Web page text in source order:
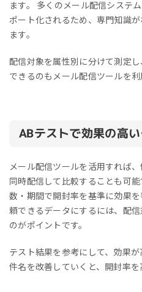
ます。 多くのメール配信システ
ポート化されるため、専門知識
ます。
配信対象を属性別に分けて測定
できるのもメール配信ツールを利
ABテストで効果の高
メール配信ツールを活用すれば
同時配信して比較することも可
数・期間で開封率を基準に効果
頼できるデータにするには、配
のがポイントです。
テスト結果を参考にして、効果
件名を改善していくと、開封率を